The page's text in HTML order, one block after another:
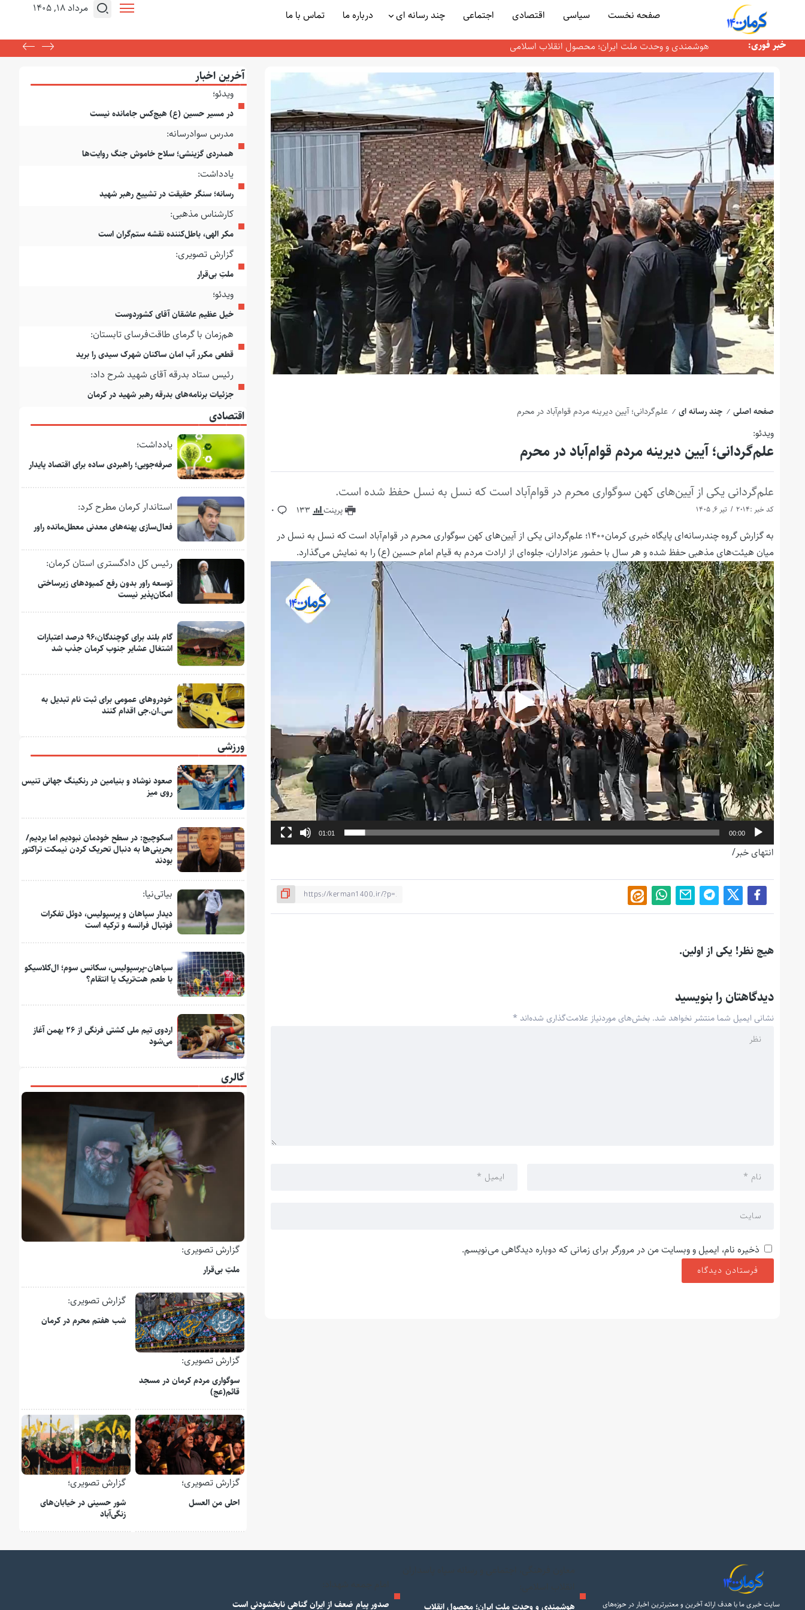
صفحه نخست سیاسی اقتصادی اجتماعی چند رسانه ای درباره ما تماس با ما مرداد ۱۸, ۱۴۰۵
خبر فوری:
همدردی گزینشی؛ سلاح خاموش جنگ روایت‌ها
معاون فرهنگی، اجتماعی و رسانه سپاه پاسداران انقلاب اسلامی:
هوشمندی و وحدت ملت ایران؛ محصول انقلاب اسلامی
صفحه اصلی / چند رسانه ای / علم‌گردانی؛ آیین دیرینه مردم قوام‌آباد در محرم
ویدئو:
علم‌گردانی؛ آیین دیرینه مردم قوام‌آباد در محرم
علم‌گردانی یکی از آیین‌های کهن سوگواری محرم در قوام‌آباد است که نسل به نسل حفظ شده است.
کد خبر :2014 تیر 6, 1405 پرینت 133
0
به گزارش گروه چندرسانه‌ای پایگاه خبری کرمان۱۴۰۰؛ علم‌گردانی یکی از آیین‌های کهن سوگواری محرم در قوام‌آباد است که نسل به نسل در
میان هیئت‌های مذهبی حفظ شده و هر سال با حضور عزاداران، جلوه‌ای از ارادت مردم به قیام امام حسین (ع) را به نمایش می‌گذارد.
نمایشگر
ویدیو
00:00
01:01
انتهای خبر/
هیچ نظر! یکی از اولین.
دیدگاهتان را بنویسید
نشانی ایمیل شما منتشر نخواهد شد. بخش‌های موردنیاز علامت‌گذاری شده‌اند *
ذخیره نام، ایمیل و وبسایت من در مرورگر برای زمانی که دوباره دیدگاهی می‌نویسم.
آخرین اخبار
ویدئو؛
در مسیر حسین (ع) هیچ‌کس جامانده نیست
مدرس سوادرسانه:
همدردی گزینشی؛ سلاح خاموش جنگ روایت‌ها
یادداشت:
رسانه؛ سنگر حقیقت در تشییع رهبر شهید
کارشناس مذهبی:
مکر الهی، باطل‌کننده نقشه ستم‌گران است
گزارش تصویری:
ملتِ بی‌قرار
ویدئو؛
خیل عظیم عاشقان آقای کشوردوست
هم‌زمان با گرمای طاقت‌فرسای تابستان:
قطعی مکرر آب امان ساکنان شهرک سیدی را برید
رئیس ستاد بدرقه آقای شهید شرح داد:
جزئیات برنامه‌های بدرقه رهبر شهید در کرمان
اقتصادی
یادداشت؛
صرفه‌جویی؛ راهبردی ساده برای اقتصاد پایدار
استاندار کرمان مطرح کرد:
فعال‌سازی پهنه‌های معدنی معطل‌مانده راور
رئیس کل دادگستری استان کرمان:
توسعه راور بدون رفع کمبودهای زیرساختی
امکان‌پذیر نیست
گام بلند برای کوچندگان،۹۶ درصد اعتبارات
اشتغال عشایر جنوب کرمان جذب شد
خودروهای عمومی برای ثبت نام تبدیل به
سی.ان.جی اقدام کنند
ورزشی
صعود نوشاد و بنیامین در رنکینگ جهانی تنیس
روی میز
اسکوچیچ: در سطح خودمان نبودیم اما بردیم/
بحرینی‌ها به دنبال تحریک کردن نیمکت تراکتور
بودند
بیاتی‌نیا:
دیدار سپاهان و پرسپولیس، دوئل تفکرات
فوتبال فرانسه و ترکیه است
سپاهان-پرسپولیس، سکانس سوم؛ ال‌کلاسیکو
با طعم هت‌تریک یا انتقام؟
اردوی تیم ملی کشتی فرنگی از ۲۶ بهمن آغاز
می‌شود
گالری
گزارش تصویری:
ملتِ بی‌قرار
گزارش تصویری:
سوگواری مردم کرمان در مسجد
قائم(عج)
گزارش تصویری:
شب هفتم محرم در کرمان
گزارش تصویری؛
احلی من العسل
گزارش تصویری؛
شور حسینی در خیابان‌های
زنگی‌آباد
سایت خبری ما با هدف ارائه آخرین و معتبرترین اخبار در حوزه‌های هوشمندی و وحدت ملت ایران؛ محصول انقلاب صدور پیام ضعف از ایران گناهی نابخشودنی است